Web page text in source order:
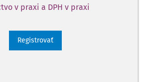
v praxi a DPH v praxi
Registrovať